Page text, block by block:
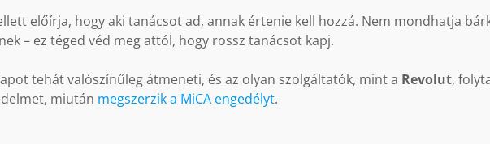
előírja, hogy aki tanácsot ad, annak értenie kell hozzá. Nem mondhatja
– ez téged véd meg attól, hogy rossz tanácsot kapj.
tehát valószínűleg átmeneti, és az olyan szolgáltatók, mint a Revolut,
miután megszerzik a MiCA engedélyt.